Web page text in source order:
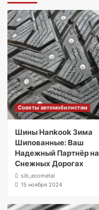
Советы автомобилистам
Шины Hankook Зима
Шипованные: Ваш
Надежный Партнёр на
Снежных Дорогах
sib_ecometal
15 ноября 2024